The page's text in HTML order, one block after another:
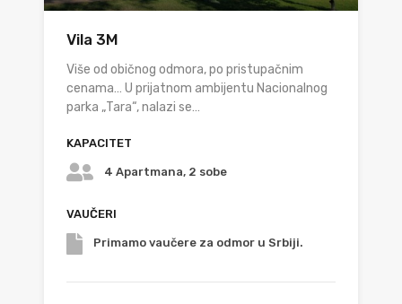
Vila 3M
Više od običnog odmora, po pristupačnim
cenama… U prijatnom ambijentu Nacionalnog
parka „Tara“, nalazi se…
KAPACITET
4 Apartmana, 2 sobe
VAUČERI
Primamo vaučere za odmor u Srbiji.